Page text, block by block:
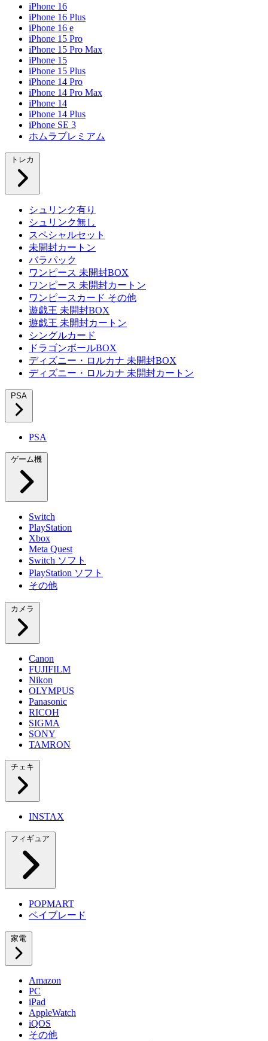
iPhone 16
iPhone 16 Plus
iPhone 16 e
iPhone 15 Pro
iPhone 15 Pro Max
iPhone 15
iPhone 15 Plus
iPhone 14 Pro
iPhone 14 Pro Max
iPhone 14
iPhone 14 Plus
iPhone SE 3
ホムラプレミアム
トレカ
シュリンク有り
シュリンク無し
スペシャルセット
未開封カートン
バラパック
ワンピース 未開封BOX
ワンピース 未開封カートン
ワンピースカード その他
遊戯王 未開封BOX
遊戯王 未開封カートン
シングルカード
ドラゴンボールBOX
ディズニー・ロルカナ 未開封BOX
ディズニー・ロルカナ 未開封カートン
PSA
PSA
ゲーム機
Switch
PlayStation
Xbox
Meta Quest
Switch ソフト
PlayStation ソフト
その他
カメラ
Canon
FUJIFILM
Nikon
OLYMPUS
Panasonic
RICOH
SIGMA
SONY
TAMRON
チェキ
INSTAX
フィギュア
POPMART
ベイブレード
家電
Amazon
PC
iPad
AppleWatch
iQOS
その他